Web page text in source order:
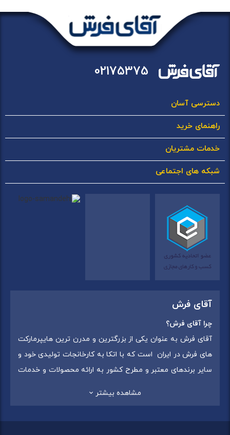
02175375
دسترسی آسان
راهنمای خرید
خدمات مشتریان
شبکه های اجتماعی
آقای فرش
چرا آقای فرش؟
آقای فرش به عنوان یکی از بزرگترین و مدرن ترین هایپرمارکت
های فرش در ایران است که با اتکا به کارخانجات تولیدی خود و
سایر برندهای معتبر و مطرح کشور به ارائه محصولات و خدمات
مشاهده بیشتر